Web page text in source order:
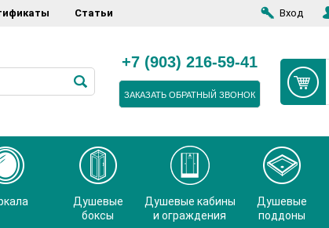
Статьи Вход
+7 (903) 216-59-41
ЗАКАЗАТЬ ОБРАТНЫЙ ЗВОНОК
Душевые
боксы
Душевые кабины
и ограждения
Душевые
поддоны